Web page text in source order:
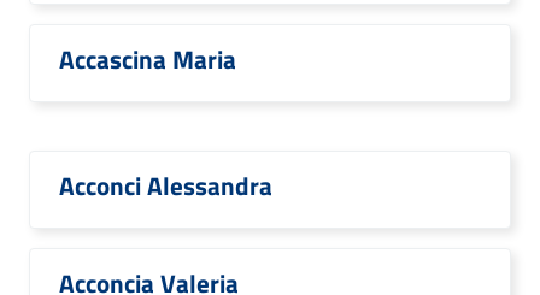
Accascina Maria
Acconci Alessandra
Acconcia Valeria